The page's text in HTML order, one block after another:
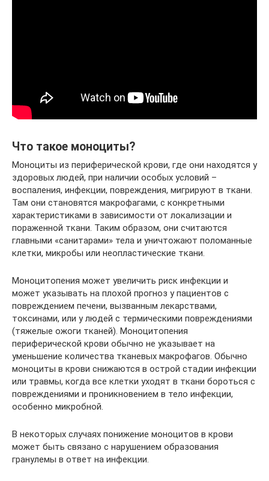
Что такое моноциты?
Моноциты из периферической крови, где они находятся у
здоровых людей, при наличии особых условий –
воспаления, инфекции, повреждения, мигрируют в ткани.
Там они становятся макрофагами, с конкретными
характеристиками в зависимости от локализации и
пораженной ткани. Таким образом, они считаются
главными «санитарами» тела и уничтожают поломанные
клетки, микробы или неопластические ткани.
Моноцитопения может увеличить риск инфекции и
может указывать на плохой прогноз у пациентов с
повреждением печени, вызванным лекарствами,
токсинами, или у людей с термическими повреждениями
(тяжелые ожоги тканей). Моноцитопения
периферической крови обычно не указывает на
уменьшение количества тканевых макрофагов. Обычно
моноциты в крови снижаются в острой стадии инфекции
или травмы, когда все клетки уходят в ткани бороться с
повреждениями и проникновением в тело инфекции,
особенно микробной.
В некоторых случаях понижение моноцитов в крови
может быть связано с нарушением образования
гранулемы в ответ на инфекции.